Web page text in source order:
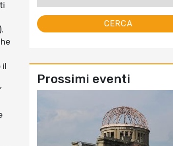
Prossimi eventi